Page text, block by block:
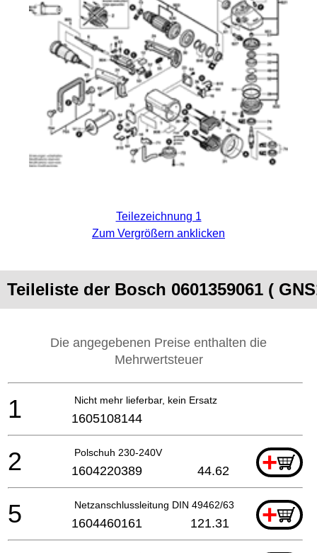
Teilezeichnung 1
Zum Vergrößern anklicken
Teileliste der Bosch 0601359061 (
Die angegebenen Preise enthalten die
Mehrwertsteuer
Nicht mehr lieferbar, kein Ersatz
1 1605108144
Polschuh 230-240V +
2 1604220389 44.62
Netzanschlussleitung DIN 49462/63 4.15m 2 x 1.0mm
+
5 1604460161 121.31